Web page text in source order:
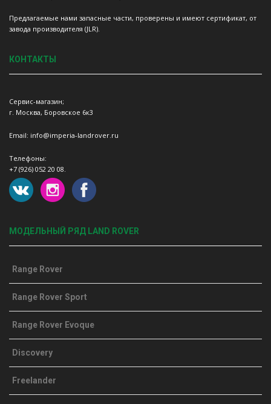
Предлагаемые нами запасные части, проверены и имеют сертификат, от
завода производителя (JLR).
КОНТАКТЫ
Сервис-магазин;
г. Москва, Боровское 6к3
Email: info@imperia-landrover.ru
Телефоны:
+7 (926) 052 20 08.
МОДЕЛЬНЫЙ РЯД LAND ROVER
Range Rover
Range Rover Sport
Range Rover Evoque
Discovery
Freelander